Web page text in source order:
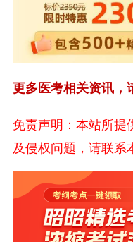
更多医考相关资讯，
免责声明：本站所提
及侵权问题，请联系